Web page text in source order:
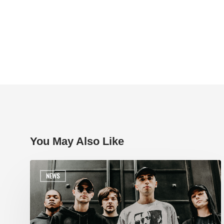
You May Also Like
NEWS